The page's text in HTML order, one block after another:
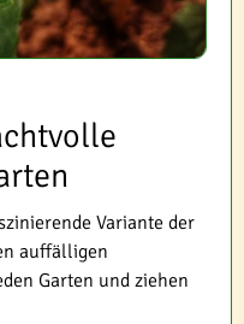
Variante der
auffälligen
Garten und ziehen